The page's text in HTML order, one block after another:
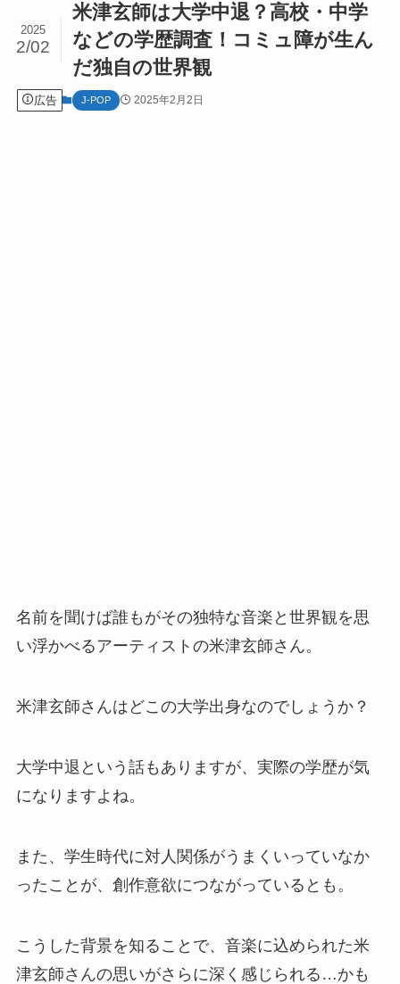
米津玄師は大学中退？高校・中学
などの学歴調査！コミュ障が生ん
だ独自の世界観
2025
2/02
広告 J-POP 2025年2月2日
名前を聞けば誰もがその独特な音楽と世界観を思
い浮かべるアーティストの米津玄師さん。
米津玄師さんはどこの大学出身なのでしょうか？
大学中退という話もありますが、実際の学歴が気
になりますよね。
また、学生時代に対人関係がうまくいっていなか
ったことが、創作意欲につながっているとも。
こうした背景を知ることで、音楽に込められた米
津玄師さんの思いがさらに深く感じられる…かも